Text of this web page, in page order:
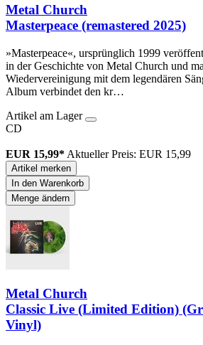
Metal Church
Masterpeace (remastered 2025)
»Masterpeace«, ursprünglich 1999
in der Geschichte von Metal Church und
Wiedervereinigung mit dem legendären
Album verbindet den kr…
Artikel am Lager
CD
EUR 15,99* Aktueller Preis: EUR 15,99
Artikel merken
In den Warenkorb
Menge ändern
Metal Church
Classic Live (Limited Edition)
Vinyl)